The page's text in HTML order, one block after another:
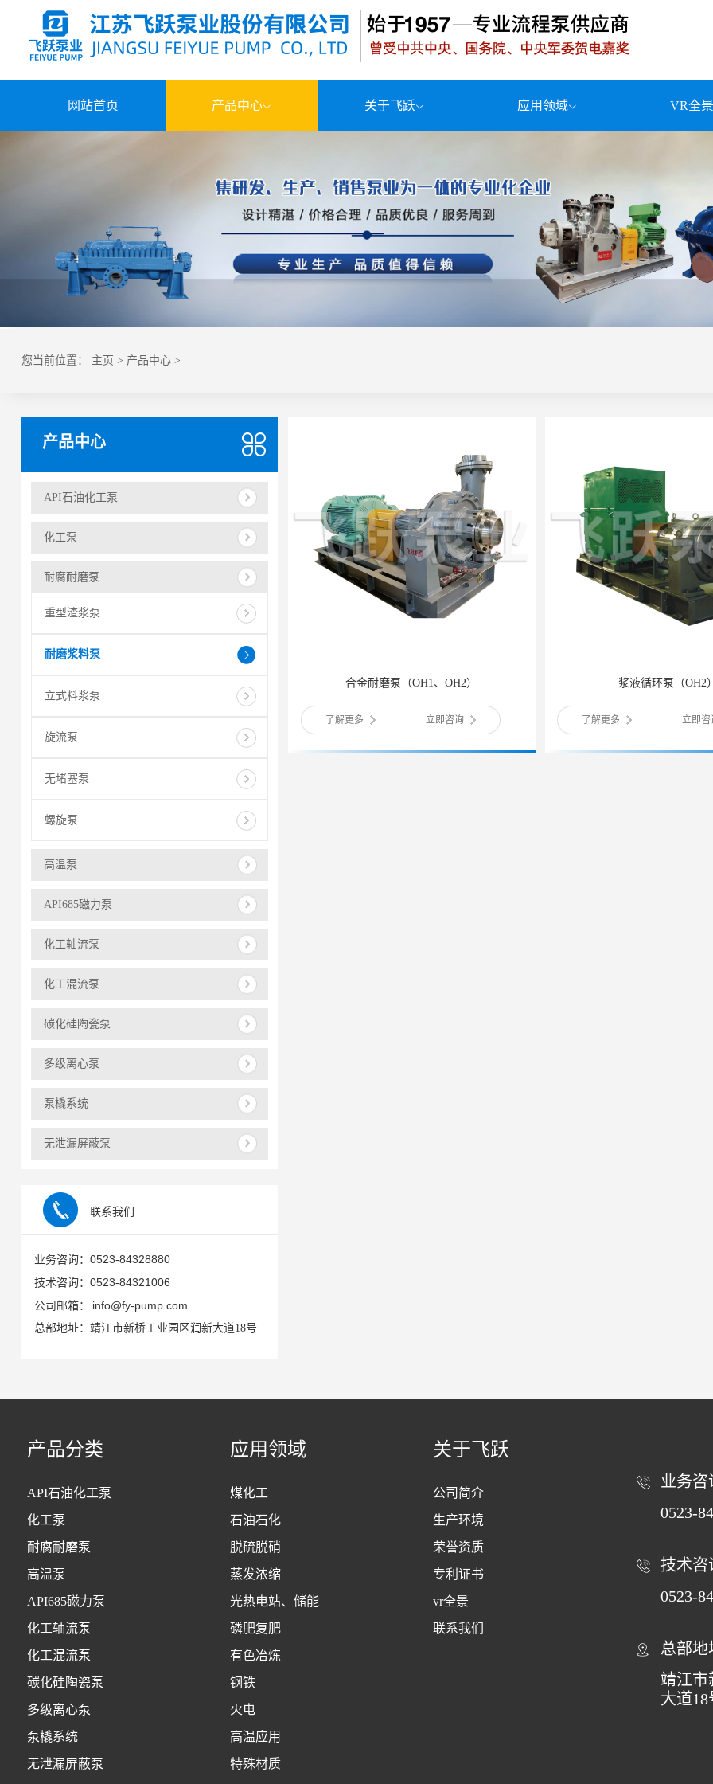
网站首页 产品中心 关于飞跃 应用领域 VR全景
您当前位置： 主页 > 产品中心>
产品中心
API石油化工泵
化工泵
耐腐耐磨泵
重型渣浆泵
耐磨浆料泵
立式料浆泵
旋流泵
无堵塞泵
螺旋泵
高温泵
API685磁力泵
化工轴流泵
化工混流泵
碳化硅陶瓷泵
多级离心泵
泵橇系统
无泄漏屏蔽泵
联系我们
业务咨询： 0523-84328880
技术咨询： 0523-84321006
公司邮箱： info@fy-pump.com
总部地址：靖江市新桥工业园区润新大道18号
合金耐磨泵（OH1、OH2）
了解更多 立即咨询
浆液循环泵（OH2
了解更多 立即咨
产品分类
API石油化工泵
化工泵
耐腐耐磨泵
高温泵
API685磁力泵
化工轴流泵
化工混流泵
碳化硅陶瓷泵
多级离心泵
泵橇系统
无泄漏屏蔽泵
应用领域
煤化工
石油石化
脱硫脱硝
蒸发浓缩
光热电站、储能
磷肥复肥
有色冶炼
钢铁
火电
高温应用
特殊材质
关于飞跃
公司简介
生产环境
荣誉资质
专利证书
vr全景
联系我们
业务咨
0523-
技术咨
0523-
总部地
靖江市
大道18